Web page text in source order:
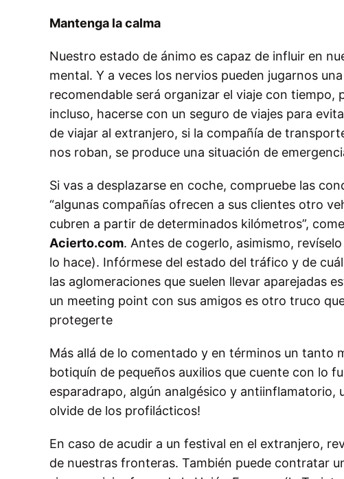
Mantenga la calma
Nuestro estado de ánimo es capaz de influir en
mental. Y a veces los nervios pueden jugarnos
recomendable será organizar el viaje con
incluso, hacerse con un seguro de viajes para
de viajar al extranjero, si la compañía de
nos roban, se produce una situación de
Si vas a desplazarse en coche, compruebe las
“algunas compañías ofrecen a sus clientes otro
cubren a partir de determinados kilómetros”,
Acierto.com. Antes de cogerlo, asimismo,
lo hace). Infórmese del estado del tráfico y de
las aglomeraciones que suelen llevar aparejadas
un meeting point con sus amigos es otro truco
protegerte
Más allá de lo comentado y en términos un tanto
botiquín de pequeños auxilios que cuente con lo
esparadrapo, algún analgésico y antiinflamatorio,
olvide de los profilácticos!
En caso de acudir a un festival en el extranjero,
de nuestras fronteras. También puede contratar